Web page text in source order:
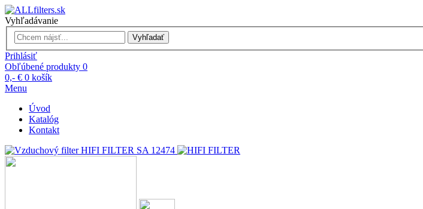
Vyhľadávanie
Vyhľadať
Prihlásiť
Obľúbené produkty 0
0,- € 0 košík
Menu
Úvod
Katalóg
Kontakt